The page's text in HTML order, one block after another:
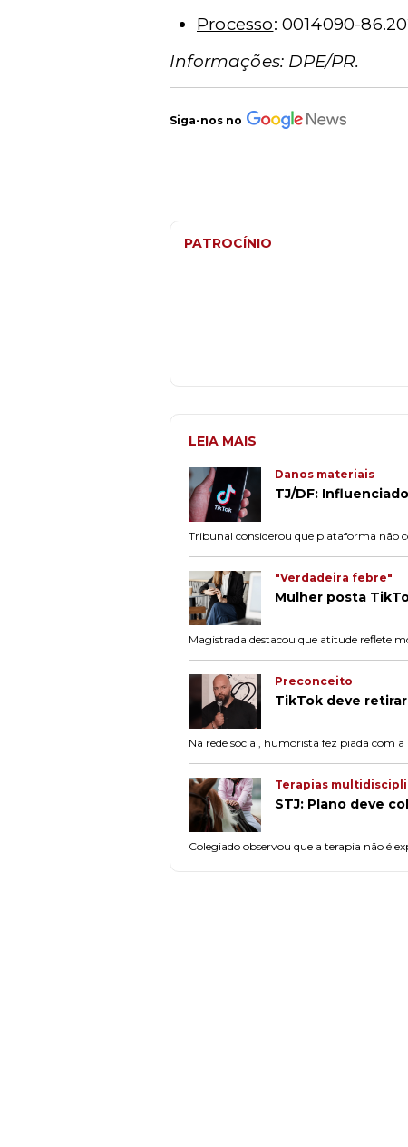
Processo: 0014090-
Informações: DPE/PR.
Siga-nos no
PATROCÍNIO
LEIA MAIS
Danos materiais
TJ/DF:
Tribunal considerou que plataforma não
"Verdadeira febre"
Mulher posta
Magistrada destacou que atitude reflete
Preconceito
TikTok deve
Na rede social, humorista fez piada com
Terapias
STJ: Plano deve
Colegiado observou que a terapia não é